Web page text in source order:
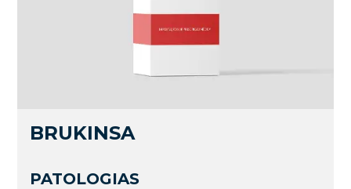
BRUKINSA
PATOLOGIAS